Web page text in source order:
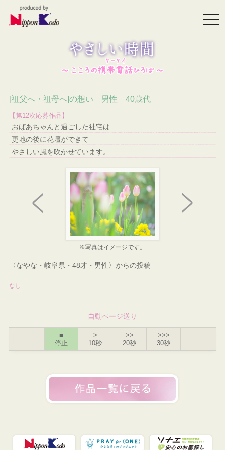
[祖父へ・祖母へ]の想い 男性 40歳代
【第12次応募作品】
おばあちゃんと過ごした社宅は
更地の後に花壇ができて
やさしい風を吹かせています。
※写真はイメージです。
〈なやな・岐阜県・48才・男性〉からの投稿
なし
自動ページ送り
■
停止
>
10秒
>>
20秒
>>>
30秒